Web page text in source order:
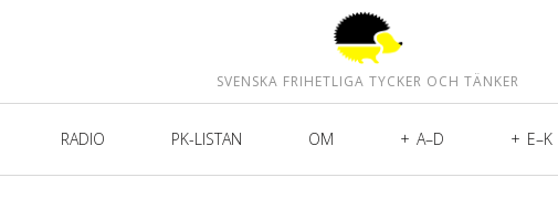
SVENSKA FRIHETLIGA TYCKER OCH TÄNKER
RADIO PK-LISTAN OM A–D E–K